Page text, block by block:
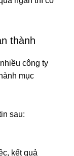
thành
công ty
mục
sau:
kết quả